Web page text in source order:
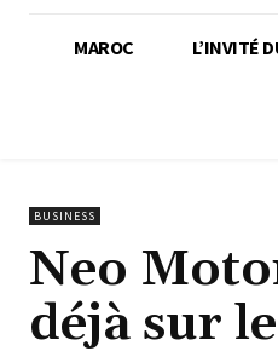
MAROC L’INVITÉ
BUSINESS
Neo
déjà sur